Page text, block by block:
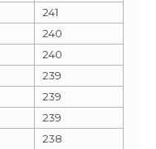
241
240
240
239
239
239
238